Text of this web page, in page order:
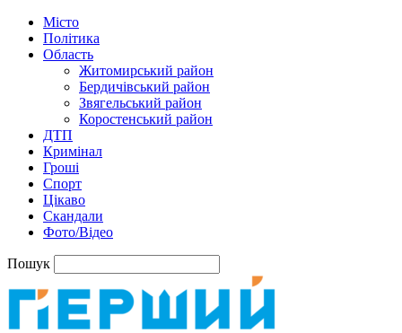
Місто
Політика
Область
Житомирський район
Бердичівський район
Звягельський район
Коростенський район
ДТП
Кримінал
Гроші
Спорт
Цікаво
Скандали
Фото/Відео
Пошук